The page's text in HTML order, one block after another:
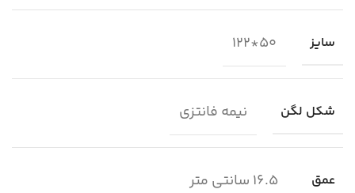
سایز 50*122
شکل لگن نیمه فانتزی
عمق 16.5 سانتی متر